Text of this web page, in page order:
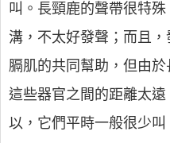
叫。長頸鹿的聲帶很特
溝，不太好發聲；而且
膈肌的共同幫助，但由
這些器官之間的距離太
以，它們平時一般很少